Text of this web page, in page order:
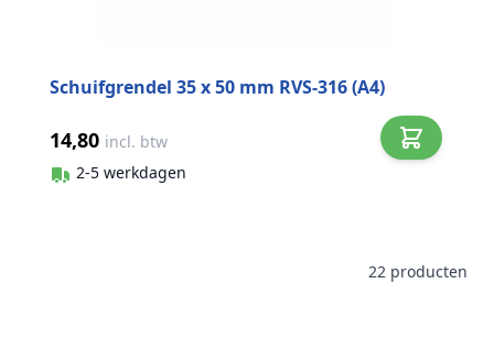
Schuifgrendel 35 x 50 mm RVS-316 (A4)
14,80 incl. btw
2-5 werkdagen
22 producten